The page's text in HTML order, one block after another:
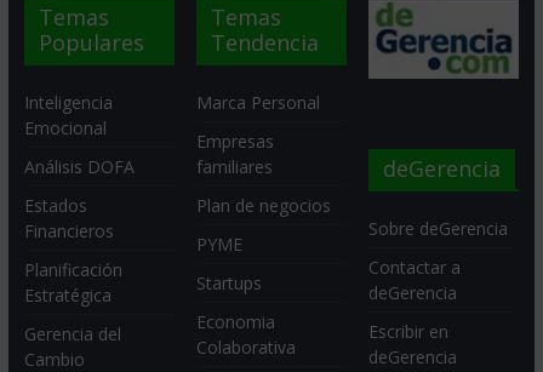
Temas
Populares
Inteligencia
Emocional
Análisis DOFA
Estados
Financieros
Planificación
Estratégica
Gerencia del
Cambio
Temas
Tendencia
Marca Personal
Empresas
familiares
Plan de negocios
PYME
Startups
Economia
Colaborativa
deGerencia
Sobre deGerencia
Contactar a
deGerencia
Escribir en
deGerencia